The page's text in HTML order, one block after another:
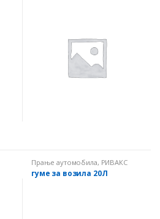
Прање аутомобила, РИВАКС
гуме за возила 20Л